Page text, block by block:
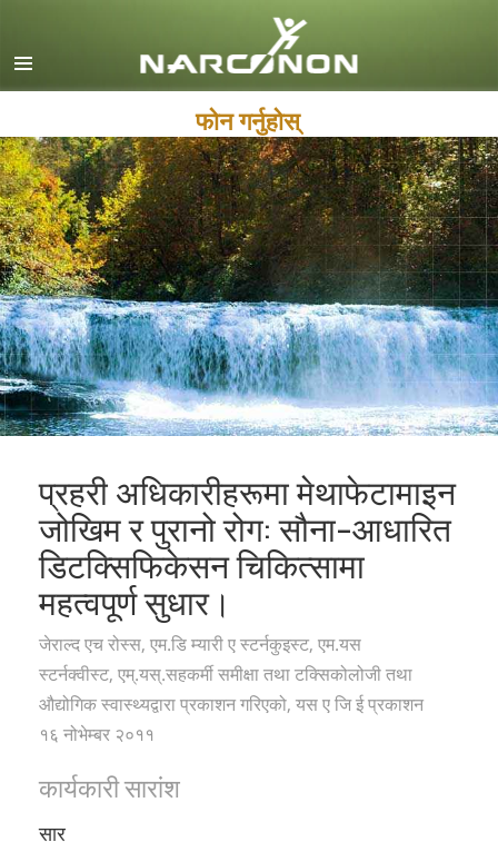
Dansk
Ελληνικά (Greek)
Español
Français
Hebrew
Magyar
Italiano
日本語 (Japanese)
Macedonian
Nederlands
Norsk
繁體中文 (Chinese)
Arabic
फोन गर्नुहोस्
प्रहरी अधिकारीहरूमा मेथाफेटामाइन
जोखिम र पुरानो रोग:सौना-आधारित
डिटक्सिफिकेसन चिकित्सामा
महत्वपूर्ण सुधार।
जेराल्द एच रोस्स, एम.डिम्यारी ए स्टर्नकुइस्ट, एम.यस
स्टर्नक्वीस्ट, एम्.यस्.सहकर्मी समीक्षा तथा टक्सिकोलोजी तथा
औद्योगिक स्वास्थ्यद्वारा प्रकाशन गरिएको, यस ए जि ई प्रकाशन
१६ नोभेम्बर २०११
कार्यकारी सारांश
सार